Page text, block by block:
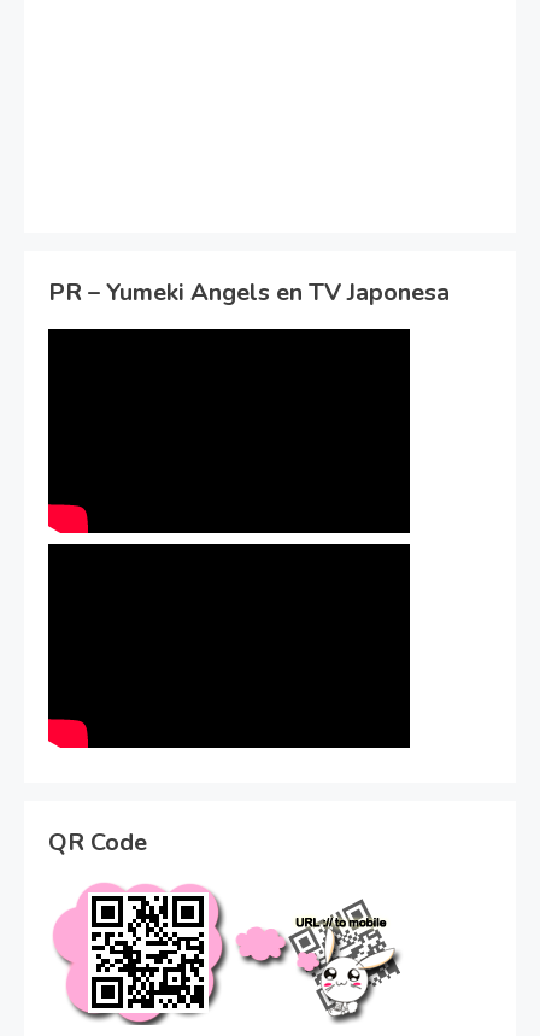
PR – Yumeki Angels en TV Japonesa
QR Code